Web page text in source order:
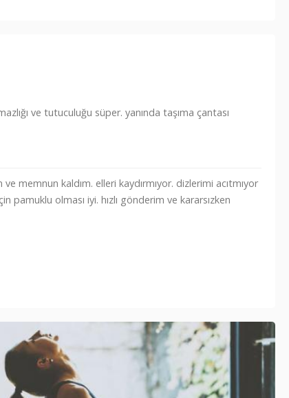
ve tutuculuğu süper. yanında taşıma çantası
memnun kaldım. elleri kaydırmıyor. dizlerimi acıtmıyor
olması iyi. hızlı gönderim ve kararsızken